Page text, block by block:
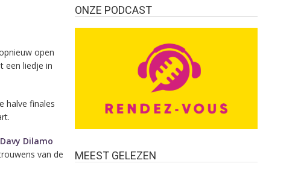
open
een liedje in
halve finales
Dilamo
van de
ONZE PODCAST
MEEST GELEZEN